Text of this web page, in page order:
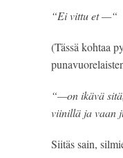
“Ei vittu et —“
(Tässä kohtaa
“—on ikävä
viinillä ja vaan
Siitäs sain,